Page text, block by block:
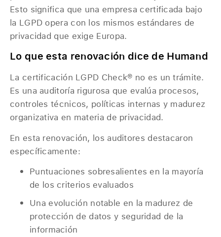
Esto significa que una empresa certificada bajo
la LGPD opera con los mismos estándares de
privacidad que exige Europa.
Lo que esta renovación dice de Humand
La certificación LGPD Check® no es un trámite.
Es una auditoría rigurosa que evalúa procesos,
controles técnicos, políticas internas y madurez
organizativa en materia de privacidad.
En esta renovación, los auditores destacaron
específicamente:
Puntuaciones sobresalientes en la mayoría
de los criterios evaluados
Una evolución notable en la madurez de
protección de datos y seguridad de la
información